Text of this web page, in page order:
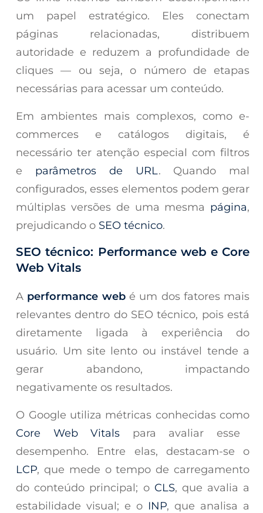
um papel estratégico. Eles conectam
páginas relacionadas, distribuem
autoridade e reduzem a profundidade de
cliques — ou seja, o número de etapas
necessárias para acessar um conteúdo.
Em ambientes mais complexos, como e-
commerces e catálogos digitais, é
necessário ter atenção especial com filtros
e parâmetros de URL. Quando mal
configurados, esses elementos podem gerar
múltiplas versões de uma mesma página,
prejudicando o SEO técnico.
SEO técnico: Performance web e Core
Web Vitals
A performance webé um dos fatores mais
relevantes dentro do SEO técnico, pois está
diretamente ligada à experiência do
usuário. Um site lento ou instável tende a
gerar abandono, impactando
negativamente os resultados.
O Google utiliza métricas conhecidas como
Core Web Vitals para avaliar esse
desempenho. Entre elas, destacam-se o
LCP, que mede o tempo de carregamento
do conteúdo principal; o CLS, que avalia a
estabilidade visual; e o INP, que analisa a